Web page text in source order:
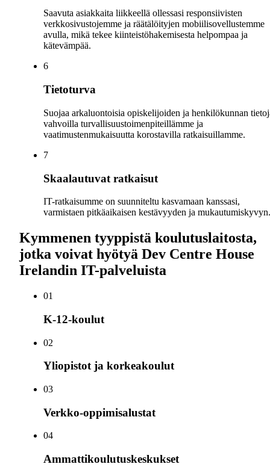
Saavuta asiakkaita liikkeellä ollessasi responsiivisten
verkkosivustojemme ja räätälöityjen mobiilisovellustemme
avulla, mikä tekee kiinteistöhakemisesta helpompaa ja
kätevämpää.
6
Tietoturva
Suojaa arkaluontoisia opiskelijoiden ja henkilökunnan
vahvoilla turvallisuustoimenpiteillämme ja
vaatimustenmukaisuutta korostavilla ratkaisuillamme.
7
Skaalautuvat ratkaisut
IT-ratkaisumme on suunniteltu kasvamaan kanssasi,
varmistaen pitkäaikaisen kestävyyden ja mukautumiskyvyn.
Kymmenen tyyppistä koulutuslaitosta,
jotka voivat hyötyä Dev Centre House
Irelandin IT-palveluista
01
K-12-koulut
02
Yliopistot ja korkeakoulut
03
Verkko-oppimisalustat
04
Ammattikoulutuskeskukset